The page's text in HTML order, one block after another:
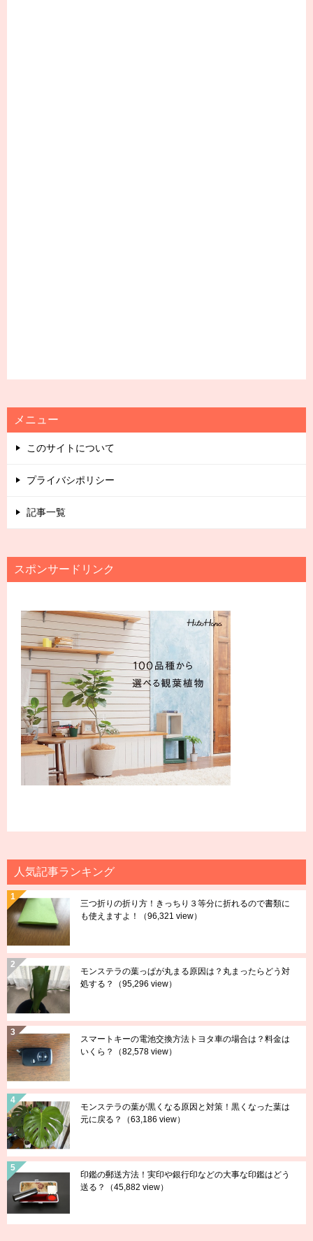
メニュー
このサイトについて
プライバシポリシー
記事一覧
スポンサードリンク
人気記事ランキング
三つ折りの折り方！きっちり３等分に折れるので書類に
も使えますよ！
（96,321 view）
モンステラの葉っぱが丸まる原因は？丸まったらどう対
処する？
（95,296 view）
スマートキーの電池交換方法トヨタ車の場合は？料金は
いくら？
（82,578 view）
モンステラの葉が黒くなる原因と対策！黒くなった葉は
元に戻る？
（63,186 view）
印鑑の郵送方法！実印や銀行印などの大事な印鑑はどう
送る？
（45,882 view）